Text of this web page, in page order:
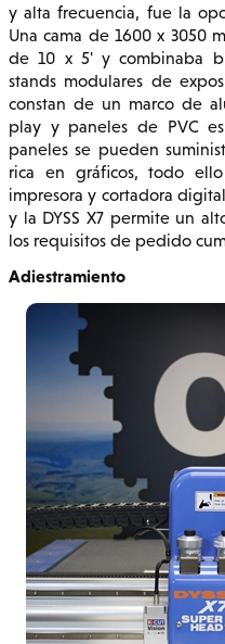
y alta frecuencia, fue la
Una cama de 1600 x 3050
de 10 x 5' y combinaba
stands modulares de
constan de un marco de
play y paneles de PVC
paneles se pueden
rica en gráficos, todo
impresora y cortadora
y la DYSS X7 permite un
los requisitos de pedido
Adiestramiento